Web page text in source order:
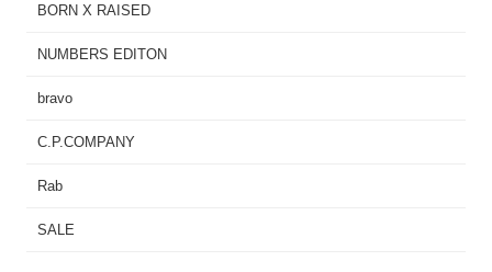
BORN X RAISED
NUMBERS EDITON
bravo
C.P.COMPANY
Rab
SALE